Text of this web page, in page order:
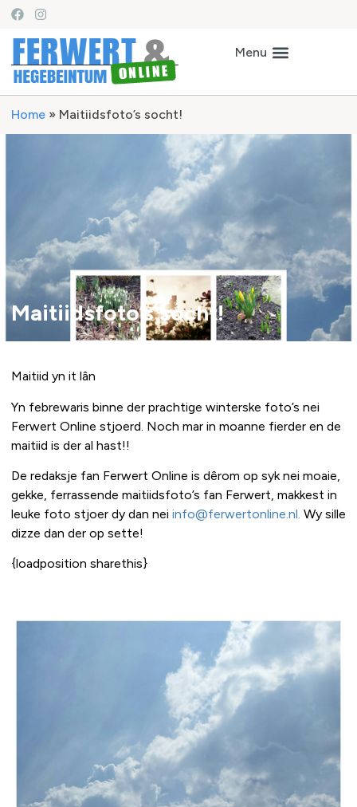
Home » Maitiidsfoto’s socht!
Maitiidsfoto’s socht!
Maitiid yn it lân
Yn febrewaris binne der prachtige winterske foto’s nei
Ferwert Online stjoerd. Noch mar in moanne fierder en de
maitiid is der al hast!!
De redaksje fan Ferwert Online is dêrom op syk nei moaie,
gekke, ferrassende maitiidsfoto’s fan Ferwert, makkest in
leuke foto stjoer dy dan nei info@ferwertonline.nl. Wy sille
dizze dan der op sette!
{loadposition sharethis}